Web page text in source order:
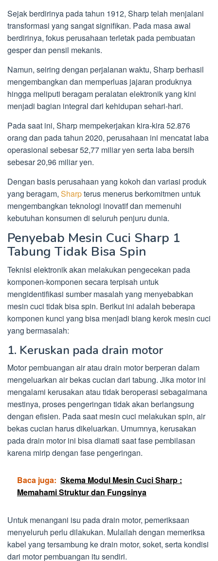
Sejak berdirinya pada tahun 1912, Sharp telah menjalani
transformasi yang sangat signifikan. Pada masa awal
berdirinya, fokus perusahaan terletak pada pembuatan
gesper dan pensil mekanis.
Namun, seiring dengan perjalanan waktu, Sharp berhasil
mengembangkan dan memperluas jajaran produknya
hingga meliputi beragam peralatan elektronik yang kini
menjadi bagian integral dari kehidupan sehari-hari.
Pada saat ini, Sharp mempekerjakan kira-kira 52.876
orang dan pada tahun 2020, perusahaan ini mencatat laba
operasional sebesar 52,77 miliar yen serta laba bersih
sebesar 20,96 miliar yen.
Dengan basis perusahaan yang kokoh dan variasi produk
yang beragam, Sharpterus menerus berkomitmen untuk
mengembangkan teknologi inovatif dan memenuhi
kebutuhan konsumen di seluruh penjuru dunia.
Penyebab Mesin Cuci Sharp 1
Tabung Tidak Bisa Spin
Teknisi elektronik akan melakukan pengecekan pada
komponen-komponen secara terpisah untuk
mengidentifikasi sumber masalah yang menyebabkan
mesin cuci tidak bisa spin. Berikut ini adalah beberapa
komponen kunci yang bisa menjadi biang kerok mesin cuci
yang bermasalah:
1. Keruskan pada drain motor
Motor pembuangan air atau drain motor berperan dalam
mengeluarkan air bekas cucian dari tabung. Jika motor ini
mengalami kerusakan atau tidak beroperasi sebagaimana
mestinya, proses pengeringan tidak akan berlangsung
dengan efisien. Pada saat mesin cuci melakukan spin, air
bekas cucian harus dikeluarkan. Umumnya, kerusakan
pada drain motor ini bisa diamati saat fase pembilasan
karena mirip dengan fase pengeringan.
Baca juga: Skema Modul Mesin Cuci Sharp :
Memahami Struktur dan Fungsinya
Untuk menangani isu pada drain motor, pemeriksaan
menyeluruh perlu dilakukan. Mulailah dengan memeriksa
kabel yang tersambung ke drain motor, soket, serta kondisi
dari motor pembuangan itu sendiri.